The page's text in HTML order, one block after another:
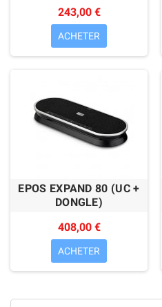
243,00 €
ACHETER
EPOS EXPAND 80 (UC +
DONGLE)
408,00 €
ACHETER